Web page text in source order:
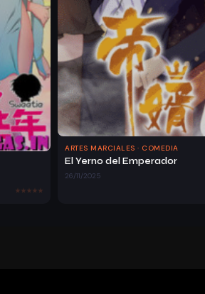
ARTES MARCIALES · COMEDIA
El Yerno del Emperador
26/11/2025